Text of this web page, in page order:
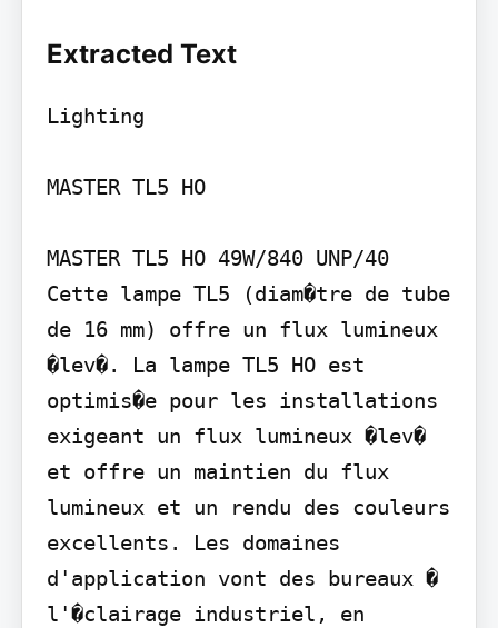
Extracted Text
Lighting
MASTER TL5 HO
MASTER TL5 HO 49W/840 UNP/40
Cette lampe TL5 (diam�tre de tube
de 16 mm) offre un flux lumineux
�lev�. La lampe TL5 HO est
optimis�e pour les installations
exigeant un flux lumineux �lev�
et offre un maintien du flux
lumineux et un rendu des couleurs
excellents. Les domaines
d'application vont des bureaux �
l'�clairage industriel, en